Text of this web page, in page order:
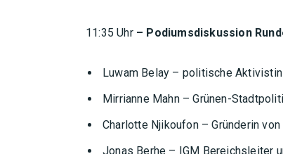
11:35 Uhr– Podiumsdiskussion
Luwam Belay – politische Aktivistin
Mirrianne Mahn – Grünen-
Charlotte Njikoufon – Gründerin
Jonas Berhe – IGM Bereichsleiter